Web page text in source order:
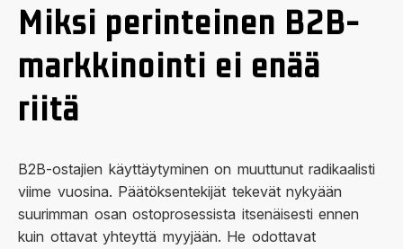
Miksi perinteinen B2B-
markkinointi ei enää
riitä
B2B-ostajien käyttäytyminen on muuttunut radikaalisti
viime vuosina. Päätöksentekijät tekevät nykyään
suurimman osan ostoprosessista itsenäisesti ennen
kuin ottavat yhteyttä myyjään. He odottavat